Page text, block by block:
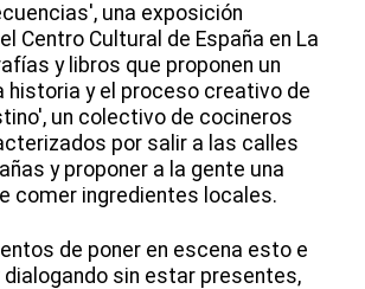
una exposición
Centro Cultural de España en La
y libros que proponen un
historia y el proceso creativo de
un colectivo de cocineros
por salir a las calles
y proponer a la gente una
comer ingredientes locales.
de poner en escena esto e
sin estar presentes,